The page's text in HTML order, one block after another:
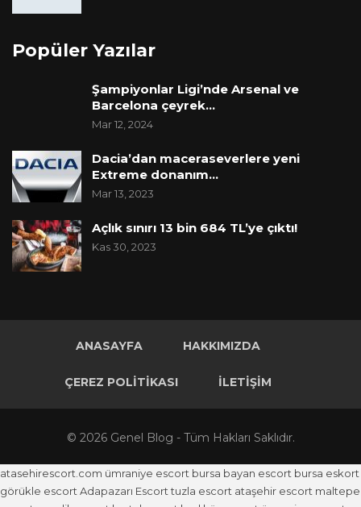
Popüler Yazılar
Şampiyonlar Ligi’nde Arsenal ve
Barcelona çeyrek…
Mar 12, 2024
Dacia’dan maceraseverlere yeni
Extreme donanım…
Mar 13, 2023
Açlık sınırı 13 bin 684 TL’ye çıktı!
Kas 30, 2023
ANASAYFA HAKKIMIZDA
ÇEREZ POLITIKASI İLETIŞIM
© 2026 Genel Blog - Tüm Hakları Saklıdır.
atasehirescort.com ümraniye escort bursa bayan escort bursa eskort
görükle escort Adapazarı Escort tuzla escort ataşehir escort maltepe